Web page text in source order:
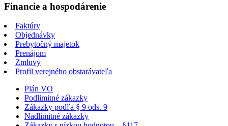
Financie a hospodárenie
Faktúry
Objednávky
Prebytočný majetok
Prenájom
Zmluvy
Profil verejného obstarávateľa
Plán VO
Podlimitné zákazky
Zákazky podľa § 9 ods. 9
Nadlimitné zákazky